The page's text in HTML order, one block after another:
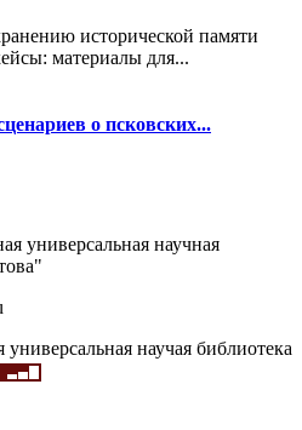
исторической памяти
материалы для...
о псковских...
универсальная научная
научая библиотека